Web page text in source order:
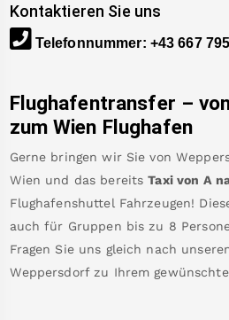
Kontaktieren Sie uns
Telefonnummer: +43 667
Flughafentransfer –
zum Wien Flughafen
Gerne bringen wir Sie von
Wien und das bereits Taxi von A
Flughafenshuttel Fahrzeugen!
auch für Gruppen bis zu 8
Fragen Sie uns gleich nach
Weppersdorf zu Ihrem